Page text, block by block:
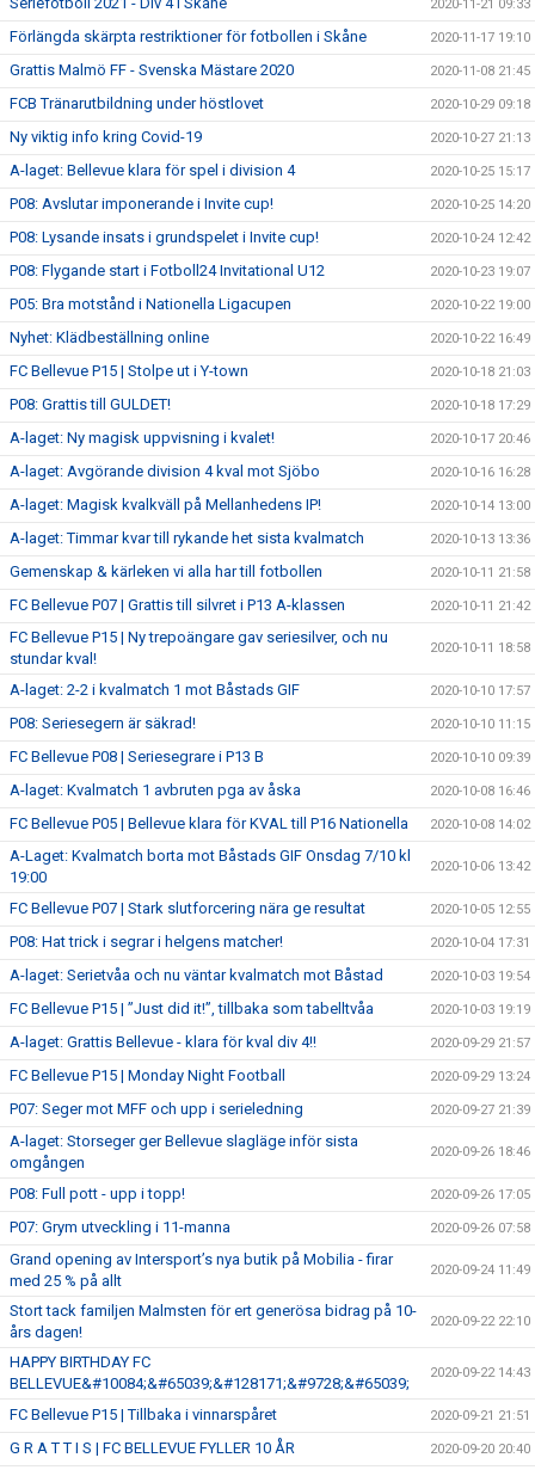
2020-11-21 09:33
Förlängda skärpta restriktioner för fotbollen i Skåne 2020-11-17 19:10
Grattis Malmö FF - Svenska Mästare 2020 2020-11-08 21:45
FCB Tränarutbildning under höstlovet 2020-10-29 09:18
Ny viktig info kring Covid-19 2020-10-27 21:13
A-laget: Bellevue klara för spel i division 4 2020-10-25 15:17
P08: Avslutar imponerande i Invite cup! 2020-10-25 14:20
P08: Lysande insats i grundspelet i Invite cup! 2020-10-24 12:42
P08: Flygande start i Fotboll24 Invitational U12 2020-10-23 19:07
P05: Bra motstånd i Nationella Ligacupen 2020-10-22 19:00
Nyhet: Klädbeställning online 2020-10-22 16:49
FC Bellevue P15 | Stolpe ut i Y-town 2020-10-18 21:03
P08: Grattis till GULDET! 2020-10-18 17:29
A-laget: Ny magisk uppvisning i kvalet! 2020-10-17 20:46
A-laget: Avgörande division 4 kval mot Sjöbo 2020-10-16 16:28
A-laget: Magisk kvalkväll på Mellanhedens IP! 2020-10-14 13:00
A-laget: Timmar kvar till rykande het sista kvalmatch 2020-10-13 13:36
Gemenskap & kärleken vi alla har till fotbollen 2020-10-11 21:58
FC Bellevue P07 | Grattis till silvret i P13 A-klassen 2020-10-11 21:42
FC Bellevue P15 | Ny trepoängare gav seriesilver, och nu
stundar kval!
2020-10-11 18:58
A-laget: 2-2 i kvalmatch 1 mot Båstads GIF 2020-10-10 17:57
P08: Seriesegern är säkrad! 2020-10-10 11:15
FC Bellevue P08 | Seriesegrare i P13 B 2020-10-10 09:39
A-laget: Kvalmatch 1 avbruten pga av åska 2020-10-08 16:46
FC Bellevue P05 | Bellevue klara för KVAL till P16 Nationella 2020-10-08 14:02
A-Laget: Kvalmatch borta mot Båstads GIF Onsdag 7/10 kl
19:00
2020-10-06 13:42
FC Bellevue P07 | Stark slutforcering nära ge resultat 2020-10-05 12:55
P08: Hat trick i segrar i helgens matcher! 2020-10-04 17:31
A-laget: Serietvåa och nu väntar kvalmatch mot Båstad 2020-10-03 19:54
FC Bellevue P15 | ”Just did it!”, tillbaka som tabelltvåa 2020-10-03 19:19
A-laget: Grattis Bellevue - klara för kval div 4!! 2020-09-29 21:57
FC Bellevue P15 | Monday Night Football 2020-09-29 13:24
P07: Seger mot MFF och upp i serieledning 2020-09-27 21:39
A-laget: Storseger ger Bellevue slagläge inför sista
omgången
2020-09-26 18:46
P08: Full pott - upp i topp! 2020-09-26 17:05
P07: Grym utveckling i 11-manna 2020-09-26 07:58
Grand opening av Intersport’s nya butik på Mobilia - firar
med 25 % på allt
2020-09-24 11:49
Stort tack familjen Malmsten för ert generösa bidrag på 10-
års dagen!
2020-09-22 22:10
HAPPY BIRTHDAY FC
BELLEVUE&#10084;&#65039;&#128171;&#9728;&#65039;
2020-09-22 14:43
FC Bellevue P15 | Tillbaka i vinnarspåret 2020-09-21 21:51
G R A T T I S | FC BELLEVUE FYLLER 10 ÅR 2020-09-20 20:40